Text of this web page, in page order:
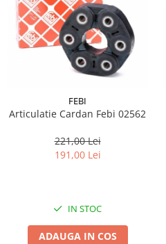
FEBI
Articulatie Cardan Febi 02562
221,00 Lei
191,00 Lei
IN STOC
ADAUGA IN COS